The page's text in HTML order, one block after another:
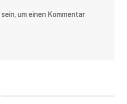
sein, um einen Kommentar